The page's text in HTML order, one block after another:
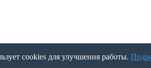
cookies для улучшения работы.